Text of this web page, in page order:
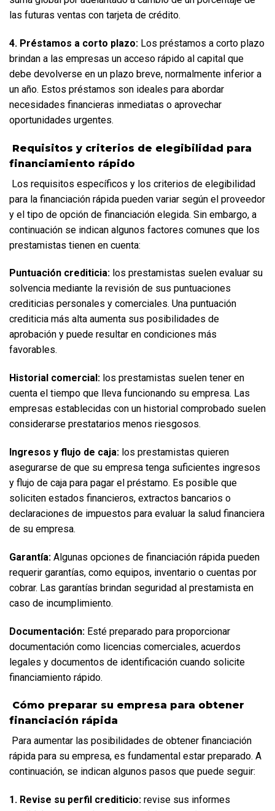
las futuras ventas con tarjeta de crédito.
4. Préstamos a corto plazo: Los préstamos a corto plazo
brindan a las empresas un acceso rápido al capital que
debe devolverse en un plazo breve, normalmente inferior a
un año. Estos préstamos son ideales para abordar
necesidades financieras inmediatas o aprovechar
oportunidades urgentes.
financiamiento rápido
para la financiación rápida pueden variar según el proveedor
y el tipo de opción de financiación elegida. Sin embargo, a
continuación se indican algunos factores comunes que los
prestamistas tienen en cuenta:
Puntuación crediticia: los prestamistas suelen evaluar su
solvencia mediante la revisión de sus puntuaciones
crediticias personales y comerciales. Una puntuación
crediticia más alta aumenta sus posibilidades de
aprobación y puede resultar en condiciones más
favorables.
Historial comercial: los prestamistas suelen tener en
cuenta el tiempo que lleva funcionando su empresa. Las
empresas establecidas con un historial comprobado suelen
considerarse prestatarios menos riesgosos.
Ingresos y flujo de caja: los prestamistas quieren
asegurarse de que su empresa tenga suficientes ingresos
y flujo de caja para pagar el préstamo. Es posible que
soliciten estados financieros, extractos bancarios o
declaraciones de impuestos para evaluar la salud financiera
de su empresa.
Garantía: Algunas opciones de financiación rápida pueden
requerir garantías, como equipos, inventario o cuentas por
cobrar. Las garantías brindan seguridad al prestamista en
caso de incumplimiento.
Documentación: Esté preparado para proporcionar
documentación como licencias comerciales, acuerdos
legales y documentos de identificación cuando solicite
financiamiento rápido.
financiación rápida
rápida para su empresa, es fundamental estar preparado. A
continuación, se indican algunos pasos que puede seguir:
1. Revise su perfil crediticio: revise sus informes